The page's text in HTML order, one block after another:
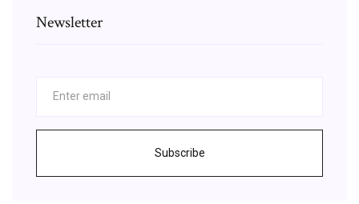
Newsletter
Subscribe